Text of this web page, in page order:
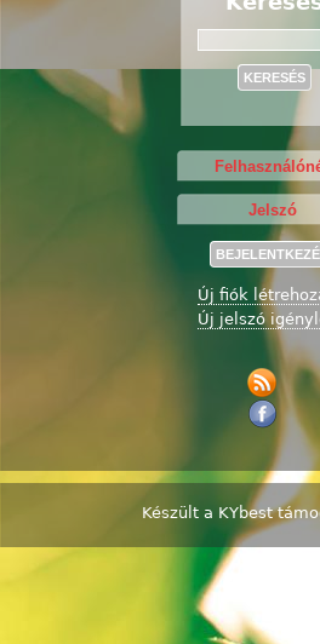
Új fiók
Új jelszó
Készült a KYbest